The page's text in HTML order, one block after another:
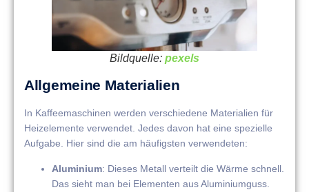
Bildquelle: pexels
Allgemeine Materialien
In Kaffeemaschinen werden verschiedene Materialien für
Heizelemente verwendet. Jedes davon hat eine spezielle
Aufgabe. Hier sind die am häufigsten verwendeten:
Aluminium: Dieses Metall verteilt die Wärme schnell.
Das sieht man bei Elementen aus Aluminiumguss.